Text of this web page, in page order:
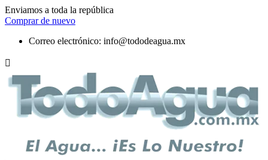
Enviamos a toda la república
Comprar de nuevo
Correo electrónico: info@tododeagua.mx
